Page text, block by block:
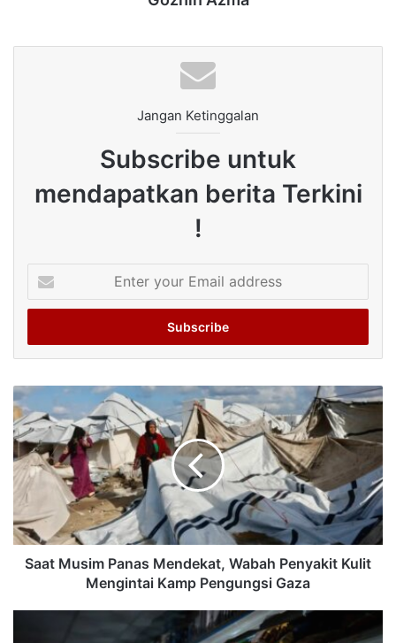
Jangan Ketinggalan
Subscribe untuk
mendapatkan berita Terkini
!
your
Email
Saat Musim Panas Mendekat, Wabah Penyakit Kulit
Mengintai Kamp Pengungsi Gaza